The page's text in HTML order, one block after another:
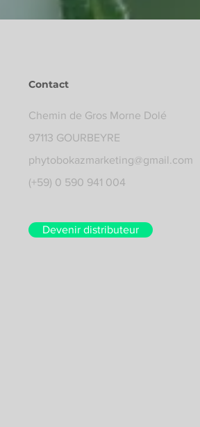
Contact
Chemin de Gros Morne Dolé
97113 GOURBEYRE
phytobokazmarketing@gmail.com
(+59) 0 590 941 004
Devenir distributeur